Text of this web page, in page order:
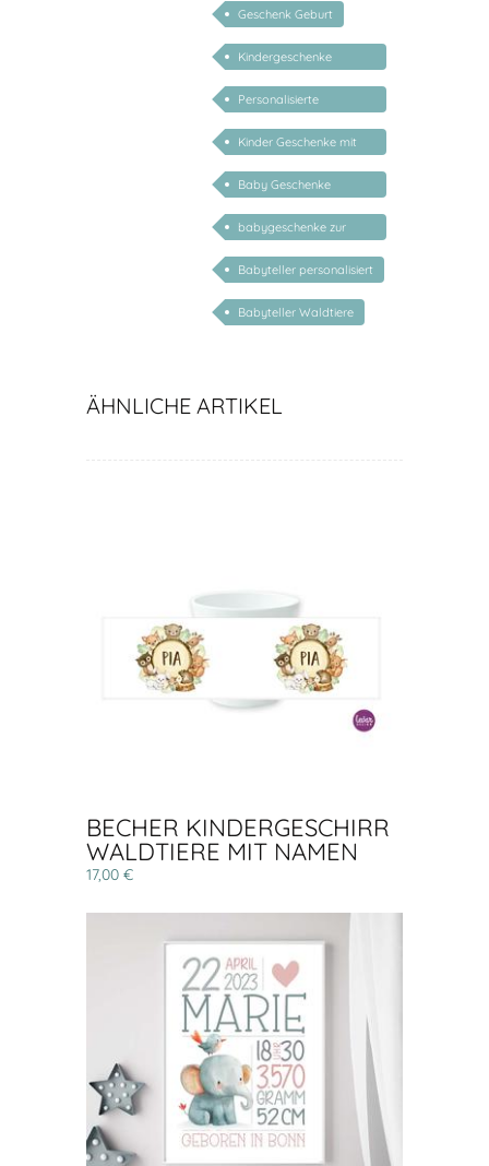
Geschenk Geburt
Kindergeschenke
personalisiert
Personalisierte
Kindergeschenke
Kinder Geschenke mit
Namen
Baby Geschenke
personalisierbar
babygeschenke zur
geburt personalisiert
Babyteller personalisiert
Babyteller Waldtiere
ÄHNLICHE ARTIKEL
BECHER KINDERGESCHIRR
WALDTIERE MIT NAMEN
17,00 €